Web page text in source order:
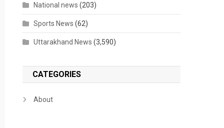
National news (203)
Sports News (62)
Uttarakhand News (3,590)
CATEGORIES
About